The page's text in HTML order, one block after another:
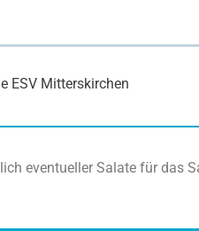
ESV Mitterskirchen
eventueller Salate für das